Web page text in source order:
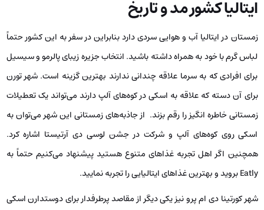
ایتالیا کشور مد و تاریخ
زمستان در ایتالیا آب و هوایی سردی دارد بنابراین در سفر به این کشور حتماً
لباس گرم با خود به همراه داشته باشید. انتخاب جزیره زیبای پالرمو و سیسیل
برای افرادی که به سرما علاقه چندانی ندارند بهترین گزینه است. شهر تورن
برای آن دسته که علاقه به اسکی در کوه‌های آلپ دارند می‌تواند یک تعطیلات
زمستانی خاطره انگیز را رقم بزند. از جاذبه‌های زمستانی این شهر می‌توان به
اسکی روی کوه‌های آلپ و شرکت در جشن لوسی دی آرتیستا اشاره کرد.
همچنین اگر اهل تجربه غذاهای متنوع هستید پیشنهاد می‌کنیم حتماً به
Eatly بروید و بهترین غذاهای ایتالیایی را تجربه نمایید.
شهر کورتینا دی ام پرو نیز یکی دیگر از مقاصد پرطرفدار برای دوستدارن اسکی